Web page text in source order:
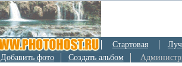
Стартовая
Добавить фото Создать альбом